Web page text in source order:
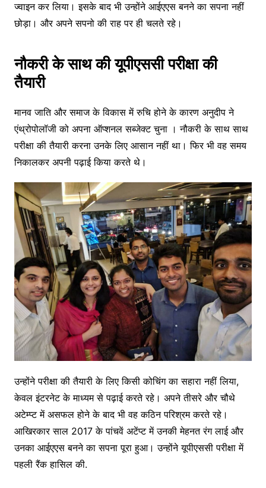
ज्वाइन कर लिया। इसके बाद भी उन्होंने आईएएस बनने का सपना नहीं
छोड़ा। और अपने सपनो की राह पर ही चलते रहे।
नौकरी के साथ की यूपीएससी परीक्षा की
तैयारी
मानव जाति और समाज के विकास में रुचि होने के कारण अनुदीप ने
एंथ्रोपोलॉजी को अपना ऑप्शनल सब्जेक्ट चुना । नौकरी के साथ साथ
परीक्षा की तैयारी करना उनके लिए आसान नहीं था। फिर भी वह समय
निकालकर अपनी पढ़ाई किया करते थे।
उन्होंने परीक्षा की तैयारी के लिए किसी कोचिंग का सहारा नहीं लिया,
केवल इंटरनेट के माध्यम से पढ़ाई करते रहे। अपने तीसरे और चौथे
अटेम्प्ट में असफल होने के बाद भी वह कठिन परिश्रम करते रहे।
आखिरकार साल 2017 के पांचवें अटेंप्ट में उनकी मेहनत रंग लाई और
उनका आईएएस बनने का सपना पूरा हुआ। उन्होंने यूपीएससी परीक्षा में
पहली रैंक हासिल की.